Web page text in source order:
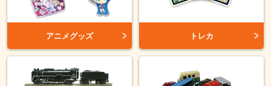
アニメグッズ トレカ